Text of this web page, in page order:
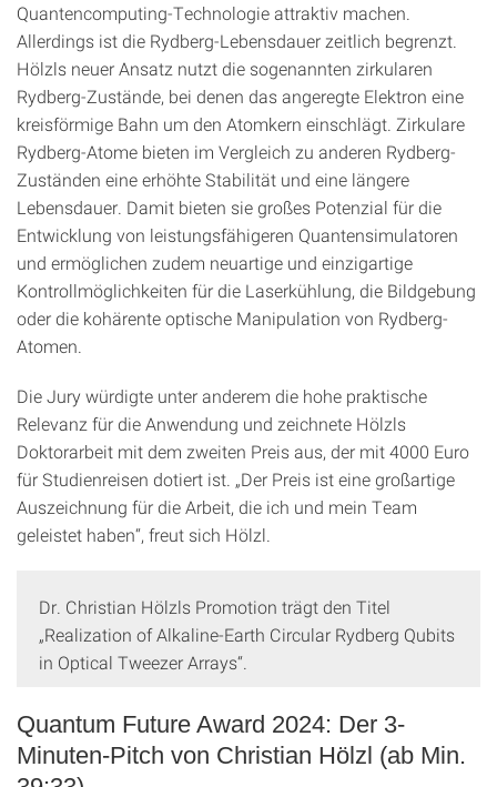
Quantencomputing-Technologie attraktiv machen.
Allerdings ist die Rydberg-Lebensdauer zeitlich begrenzt.
Hölzls neuer Ansatz nutzt die sogenannten zirkularen
Rydberg-Zustände, bei denen das angeregte Elektron eine
kreisförmige Bahn um den Atomkern einschlägt. Zirkulare
Rydberg-Atome bieten im Vergleich zu anderen Rydberg-
Zuständen eine erhöhte Stabilität und eine längere
Lebensdauer. Damit bieten sie großes Potenzial für die
Entwicklung von leistungsfähigeren Quantensimulatoren
und ermöglichen zudem neuartige und einzigartige
Kontrollmöglichkeiten für die Laserkühlung, die Bildgebung
oder die kohärente optische Manipulation von Rydberg-
Atomen.
Die Jury würdigte unter anderem die hohe praktische
Relevanz für die Anwendung und zeichnete Hölzls
Doktorarbeit mit dem zweiten Preis aus, der mit 4000 Euro
für Studienreisen dotiert ist. „Der Preis ist eine großartige
Auszeichnung für die Arbeit, die ich und mein Team
geleistet haben“, freut sich Hölzl.
Dr. Christian Hölzls Promotion trägt den Titel
„Realization of Alkaline-Earth Circular Rydberg Qubits
in Optical Tweezer Arrays“.
Quantum Future Award 2024: Der 3-
Minuten-Pitch von Christian Hölzl (ab Min.